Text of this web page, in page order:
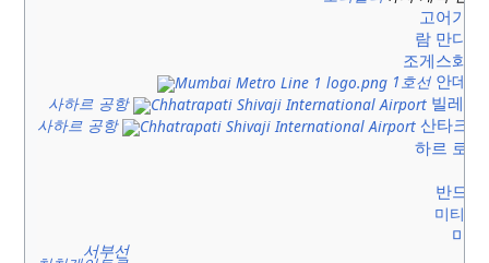
고어가온
람 만디르
조게스화리
1호선 안데리
사하르 공항 빌레 팔
사하르 공항
산타크
하르 로드
반드라
미티 강
마힘
서부선